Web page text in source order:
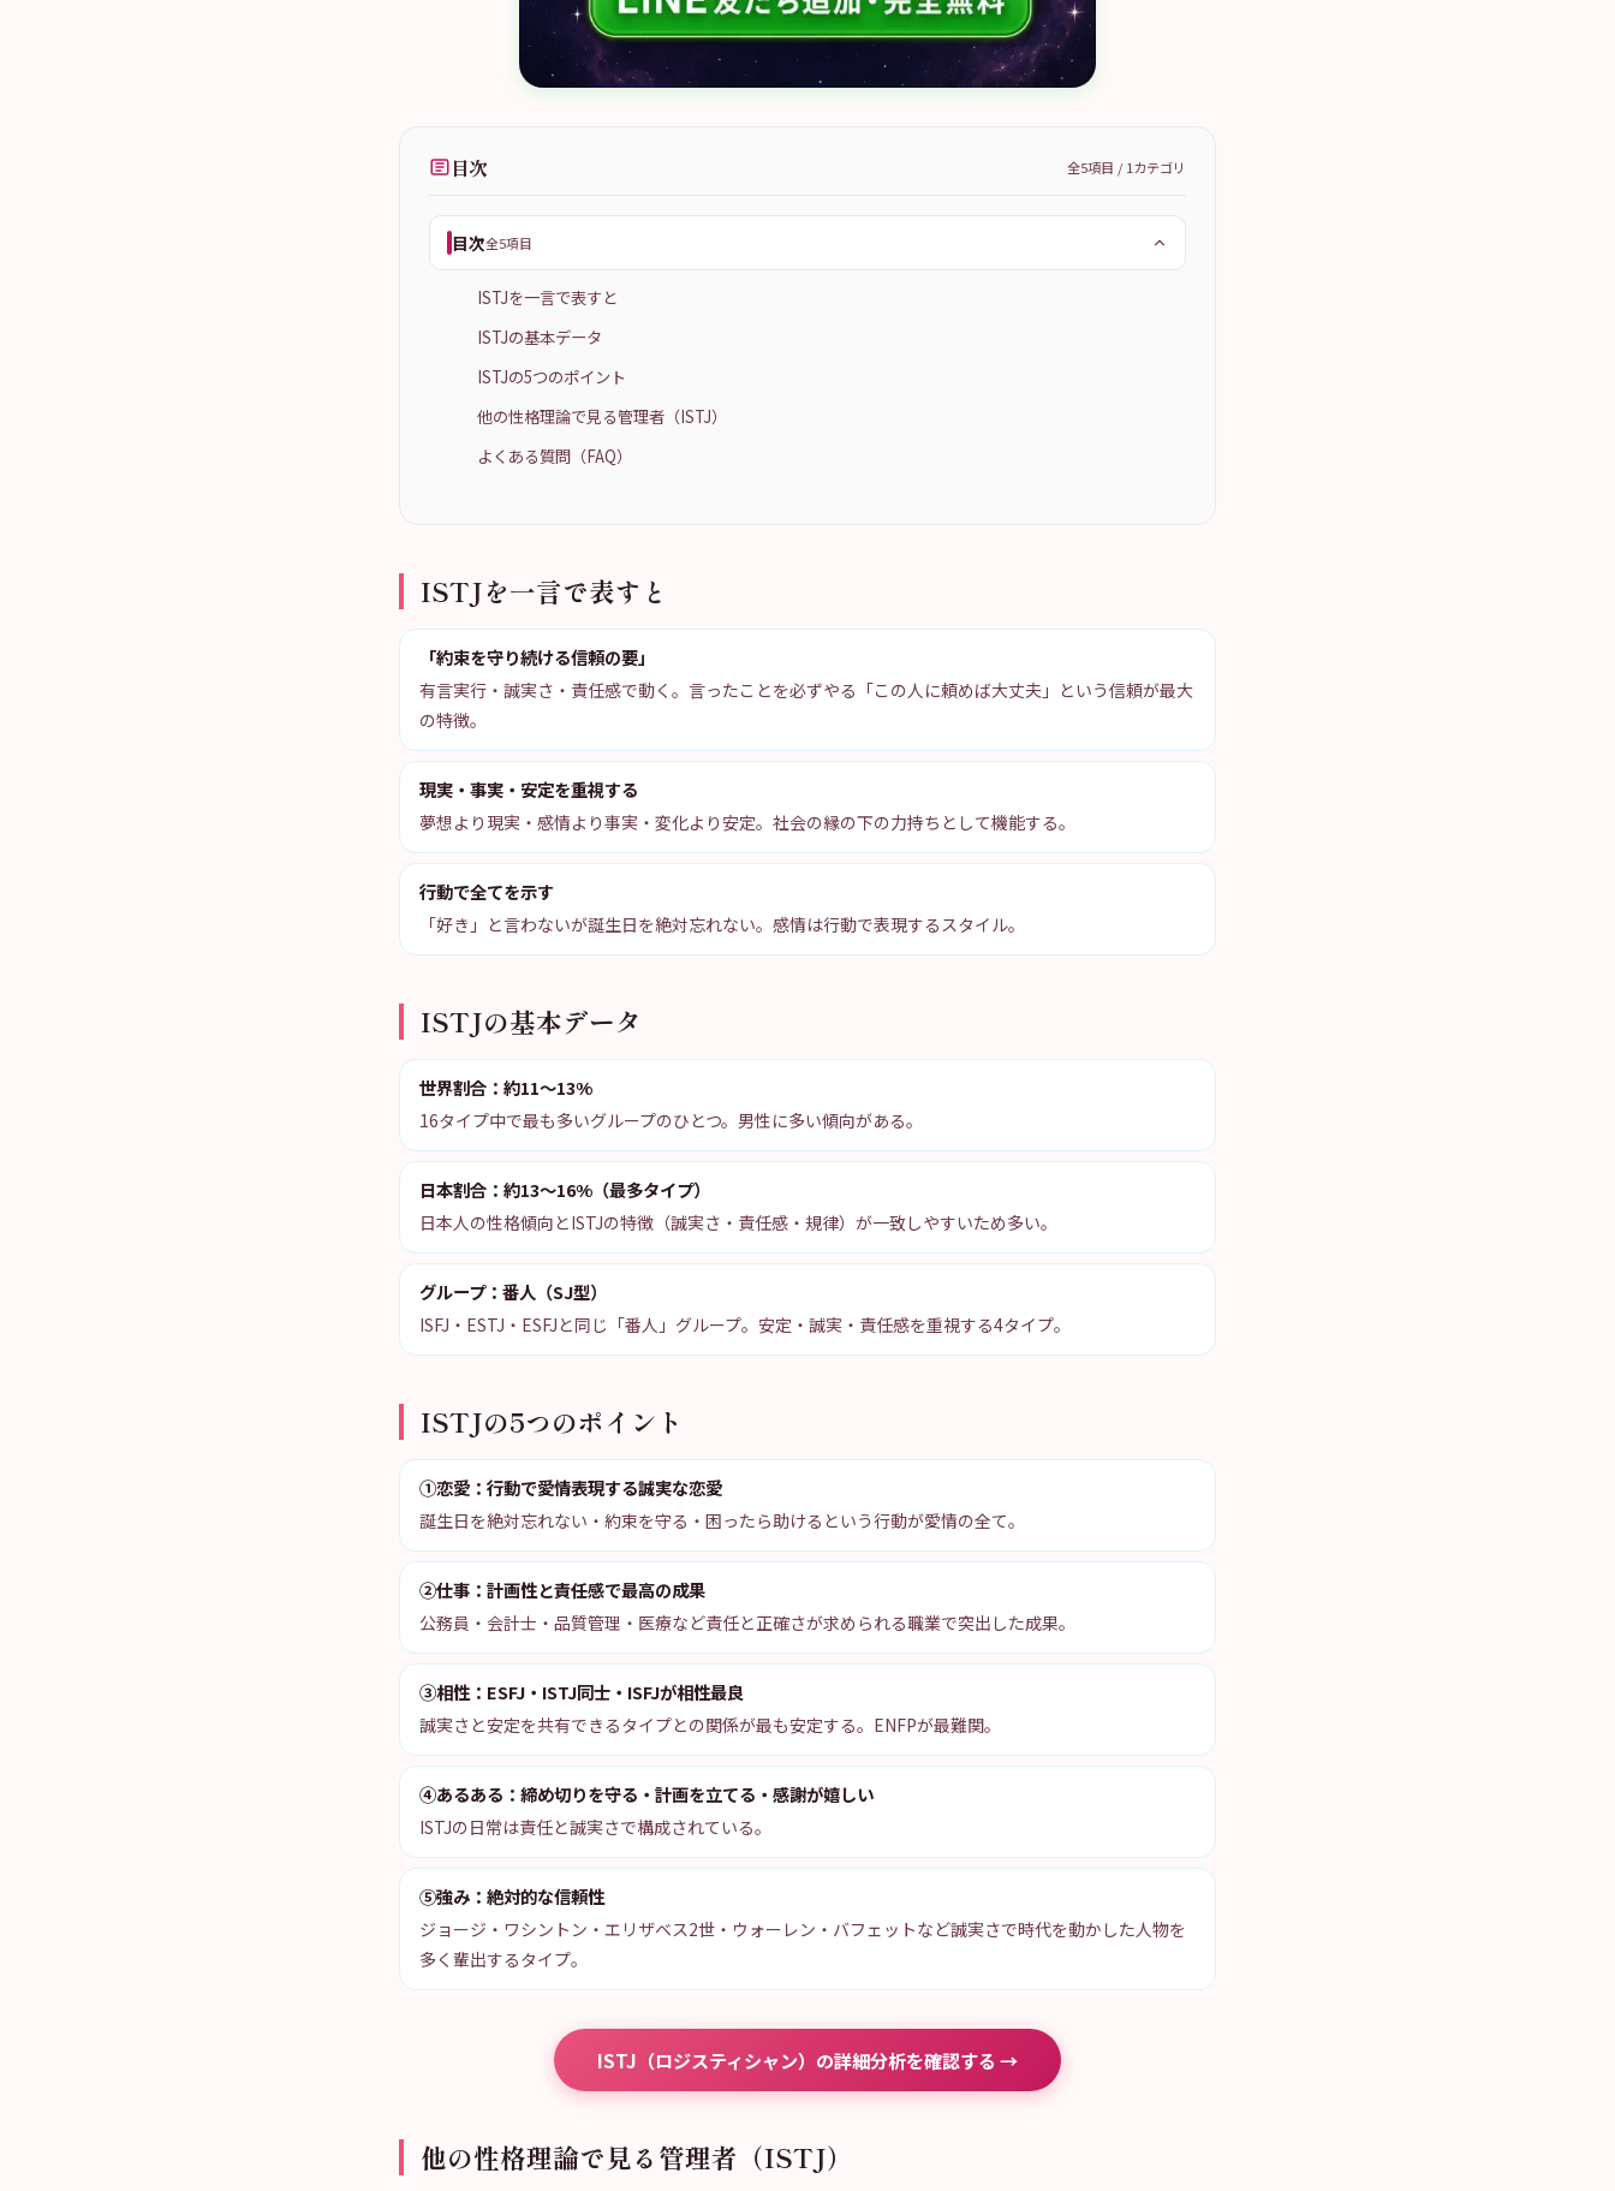
目次 全5項目 / 1カテゴリ
目次全5項目
ISTJを一言で表すと
ISTJの基本データ
ISTJの5つのポイント
他の性格理論で見る管理者（ISTJ）
よくある質問（FAQ）
ISTJを一言で表すと
「約束を守り続ける信頼の要」
有言実行・誠実さ・責任感で動く。言ったことを必ずやる「この人に頼めば大丈夫」という信頼が最大
の特徴。
現実・事実・安定を重視する
夢想より現実・感情より事実・変化より安定。社会の縁の下の力持ちとして機能する。
行動で全てを示す
「好き」と言わないが誕生日を絶対忘れない。感情は行動で表現するスタイル。
ISTJの基本データ
世界割合：約11〜13%
16タイプ中で最も多いグループのひとつ。男性に多い傾向がある。
日本割合：約13〜16%（最多タイプ）
日本人の性格傾向とISTJの特徴（誠実さ・責任感・規律）が一致しやすいため多い。
グループ：番人（SJ型）
ISFJ・ESTJ・ESFJと同じ「番人」グループ。安定・誠実・責任感を重視する4タイプ。
ISTJの5つのポイント
①恋愛：行動で愛情表現する誠実な恋愛
誕生日を絶対忘れない・約束を守る・困ったら助けるという行動が愛情の全て。
②仕事：計画性と責任感で最高の成果
公務員・会計士・品質管理・医療など責任と正確さが求められる職業で突出した成果。
③相性：ESFJ・ISTJ同士・ISFJが相性最良
誠実さと安定を共有できるタイプとの関係が最も安定する。ENFPが最難関。
④あるある：締め切りを守る・計画を立てる・感謝が嬉しい
ISTJの日常は責任と誠実さで構成されている。
⑤強み：絶対的な信頼性
ジョージ・ワシントン・エリザベス2世・ウォーレン・バフェットなど誠実さで時代を動かした人物を
多く輩出するタイプ。
ISTJ（ロジスティシャン）の詳細分析を確認する →
他の性格理論で見る管理者（ISTJ）